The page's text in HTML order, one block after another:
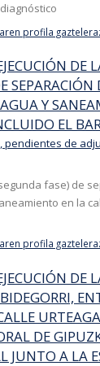
profila
DE
SEPARACIÓN
Y
EL
pendientes de
fase) de
en la
profila
DE
DE
JUNTO A LA